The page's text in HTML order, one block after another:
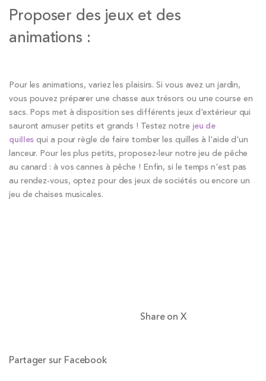
Proposer des jeux et des
animations :
Pour les animations, variez les plaisirs. Si vous avez un jardin,
vous pouvez préparer une chasse aux trésors ou une course en
sacs. Pops met à disposition ses différents jeux d'extérieur qui
sauront amuser petits et grands ! Testez notre jeu de
quillesqui a pour règle de faire tomber les quilles à l'aide d'un
lanceur. Pour les plus petits, proposez-leur notre jeu de pêche
au canard : à vos cannes à pêche ! Enfin, si le temps n'est pas
au rendez-vous, optez pour des jeux de sociétés ou encore un
jeu de chaises musicales.
Partager sur Facebook
Share on X